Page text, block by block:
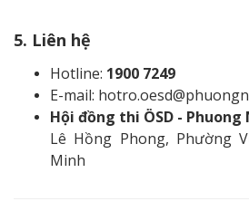
5. Liên hệ
Hotline: 1900 7249
E-mail:
Hội đồng thi ÖSD - Phuong
Lê Hồng Phong, Phường
Minh